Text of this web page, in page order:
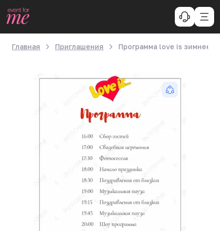
Главная Приглашения Программа love is зимнее